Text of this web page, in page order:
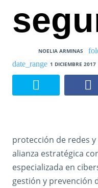
NOELIA ARMINAS
1 DICIEMBRE 2017
protección de redes
alianza estratégica
especializada en
gestión y prevención